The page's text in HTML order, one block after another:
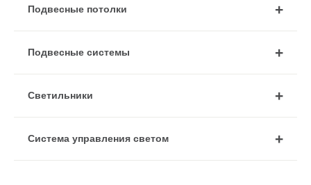
Подвесные потолки
Подвесные системы
Cветильники
Система управления светом